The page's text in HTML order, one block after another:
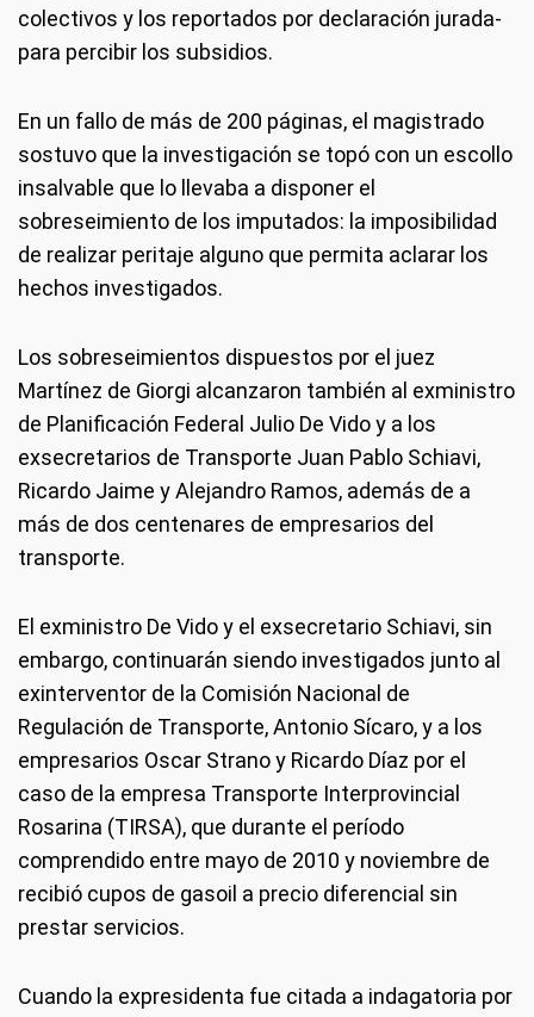
colectivos y los reportados por declaración jurada-
para percibir los subsidios.
En un fallo de más de 200 páginas, el magistrado
sostuvo que la investigación se topó con un escollo
insalvable que lo llevaba a disponer el
sobreseimiento de los imputados: la imposibilidad
de realizar peritaje alguno que permita aclarar los
hechos investigados.
Los sobreseimientos dispuestos por el juez
Martínez de Giorgi alcanzaron también al exministro
de Planificación Federal Julio De Vido y a los
exsecretarios de Transporte Juan Pablo Schiavi,
Ricardo Jaime y Alejandro Ramos, además de a
más de dos centenares de empresarios del
transporte.
El exministro De Vido y el exsecretario Schiavi, sin
embargo, continuarán siendo investigados junto al
exinterventor de la Comisión Nacional de
Regulación de Transporte, Antonio Sícaro, y a los
empresarios Oscar Strano y Ricardo Díaz por el
caso de la empresa Transporte Interprovincial
Rosarina (TIRSA), que durante el período
comprendido entre mayo de 2010 y noviembre de
recibió cupos de gasoil a precio diferencial sin
prestar servicios.
Cuando la expresidenta fue citada a indagatoria por